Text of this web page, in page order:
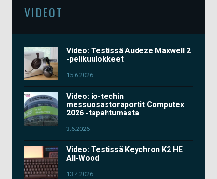
VIDEOT
Video: Testissä Audeze Maxwell 2
-pelikuulokkeet
15.6.2026
Video: io-techin
messuosastoraportit Computex
2026 -tapahtumasta
3.6.2026
Video: Testissä Keychron K2 HE
All-Wood
13.4.2026